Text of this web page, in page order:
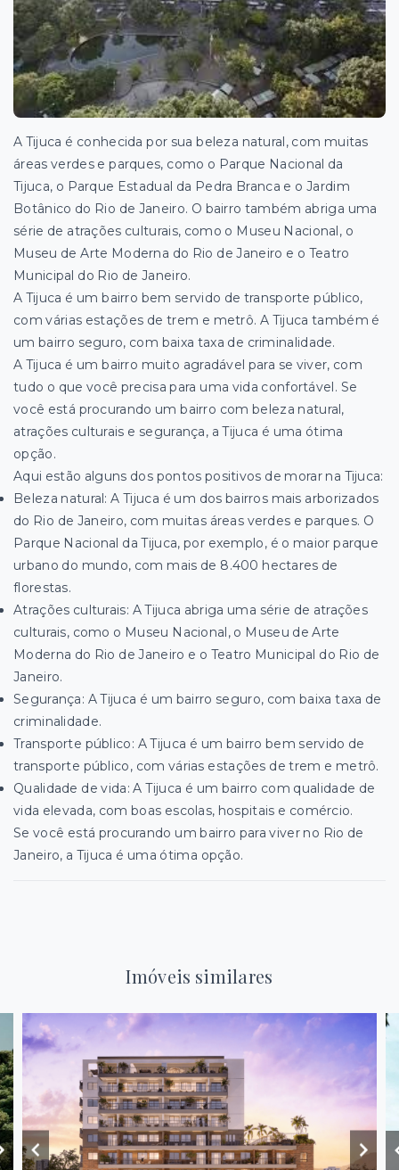
A Tijuca é conhecida por sua beleza natural, com muitas
áreas verdes e parques, como o Parque Nacional da
Tijuca, o Parque Estadual da Pedra Branca e o Jardim
Botânico do Rio de Janeiro. O bairro também abriga uma
série de atrações culturais, como o Museu Nacional, o
Museu de Arte Moderna do Rio de Janeiro e o Teatro
Municipal do Rio de Janeiro.
A Tijuca é um bairro bem servido de transporte público,
com várias estações de trem e metrô. A Tijuca também é
um bairro seguro, com baixa taxa de criminalidade.
A Tijuca é um bairro muito agradável para se viver, com
tudo o que você precisa para uma vida confortável. Se
você está procurando um bairro com beleza natural,
atrações culturais e segurança, a Tijuca é uma ótima
opção.
Aqui estão alguns dos pontos positivos de morar na Tijuca:
Beleza natural: A Tijuca é um dos bairros mais arborizados
do Rio de Janeiro, com muitas áreas verdes e parques. O
Parque Nacional da Tijuca, por exemplo, é o maior parque
urbano do mundo, com mais de 8.400 hectares de
florestas.
Atrações culturais: A Tijuca abriga uma série de atrações
culturais, como o Museu Nacional, o Museu de Arte
Moderna do Rio de Janeiro e o Teatro Municipal do Rio de
Janeiro.
Segurança: A Tijuca é um bairro seguro, com baixa taxa de
criminalidade.
Transporte público: A Tijuca é um bairro bem servido de
transporte público, com várias estações de trem e metrô.
Qualidade de vida: A Tijuca é um bairro com qualidade de
vida elevada, com boas escolas, hospitais e comércio.
Se você está procurando um bairro para viver no Rio de
Janeiro, a Tijuca é uma ótima opção.
Imóveis similares